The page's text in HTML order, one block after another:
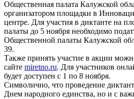
Общественная палата Калужской
организатором площадки в
центре. Для участия в диктанте на
палаты до 5 ноября необходимо
Общественной палаты Калужской
39.
Также принять участие в акции
сайте miretno.ru. Для участников
будет доступен с 1 по 8 ноября.
Символично, что проведение
Днем народного единства, но и с